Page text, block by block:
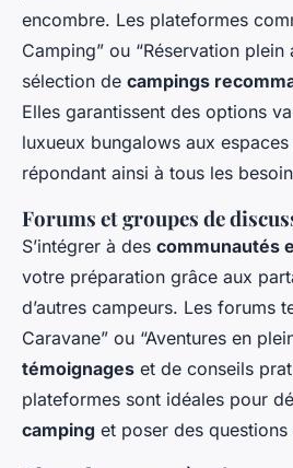
encombre. Les plateformes
Camping” ou “Réservation
sélection de campings
Elles garantissent des options
luxueux bungalows aux
répondant ainsi à tous les
Forums et groupes de
S’intégrer à des communautés
votre préparation grâce aux
d’autres campeurs. Les forums
Caravane” ou “Aventures en
témoignages et de conseils
plateformes sont idéales pour
camping et poser des